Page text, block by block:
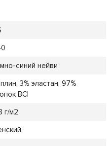
синий нейви
3% эластан, 97%
BCI
г/м2